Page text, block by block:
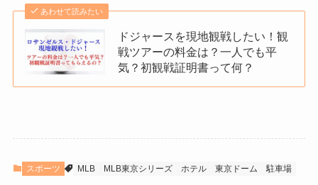
あわせて読みたい
ドジャースを現地観戦したい！観
戦ツアーの料金は？一人でも平
気？初観戦証明書って何？
スポーツ MLB MLB東京シリーズ ホテル 東京ドーム 駐車場